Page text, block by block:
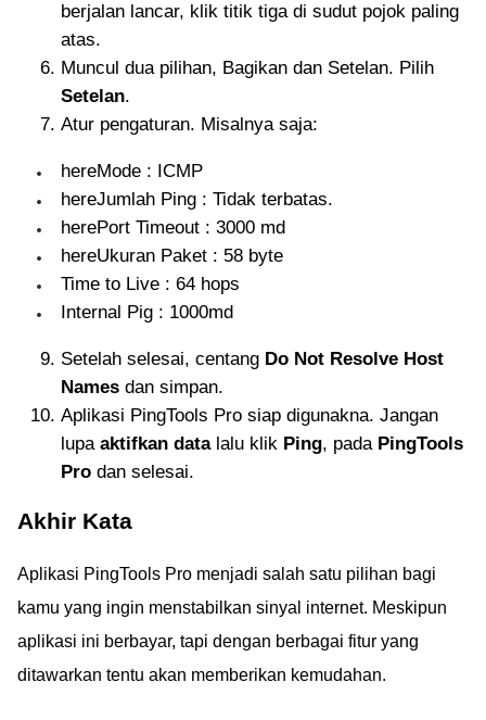
berjalan lancar, klik titik tiga di sudut pojok paling
atas.
Muncul dua pilihan, Bagikan dan Setelan. Pilih
Setelan.
Atur pengaturan. Misalnya saja:
hereMode : ICMP
hereJumlah Ping : Tidak terbatas.
herePort Timeout : 3000 md
hereUkuran Paket : 58 byte
Time to Live : 64 hops
Internal Pig : 1000md
Setelah selesai, centang Do Not Resolve Host
Names dan simpan.
Aplikasi PingTools Pro siap digunakna. Jangan
lupa aktifkan datalalu klik Ping, pada PingTools
Pro dan selesai.
Akhir Kata
Aplikasi PingTools Pro menjadi salah satu pilihan bagi
kamu yang ingin menstabilkan sinyal internet. Meskipun
aplikasi ini berbayar, tapi dengan berbagai fitur yang
ditawarkan tentu akan memberikan kemudahan.